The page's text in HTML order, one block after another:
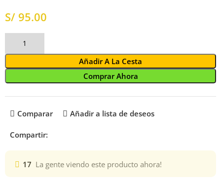
S/
Añadir A La Cesta
Comprar Ahora
Comparar Añadir a lista de deseos
Compartir:
17 La gente viendo este producto ahora!